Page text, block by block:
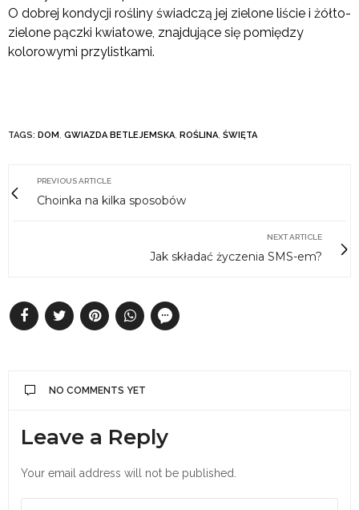
O dobrej kondycji rośliny świadczą jej zielone liście i żółto-
zielone pączki kwiatowe, znajdujące się pomiędzy
kolorowymi przylistkami.
TAGS: DOM , GWIAZDA BETLEJEMSKA, ROŚLINA, ŚWIĘTA
PREVIOUS ARTICLE
Choinka na kilka sposobów
NEXT ARTICLE
Jak składać życzenia SMS-em?
NO COMMENTS YET
Leave a Reply
Your email address will not be published.